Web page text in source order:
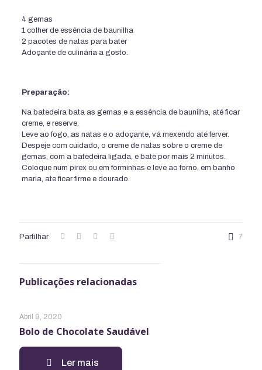
4 gemas
1 colher de essência de baunilha
2 pacotes de natas para bater
Adoçante de culinária a gosto.
Preparação:
Na batedeira bata as gemas e a essência de baunilha, até ficar
creme, e reserve.
Leve ao fogo, as natas e o adoçante, vá mexendo até ferver.
Despeje com cuidado, o creme de natas sobre o creme de
gemas, com a batedeira ligada, e bate por mais 2 minutos.
Coloque num pirex ou em forminhas e leve ao forno, em banho
maria, ate ficar firme e dourado.
Partilhar 7
Publicações relacionadas
Abril 9, 2020
Bolo de Chocolate Saudável
Ler mais